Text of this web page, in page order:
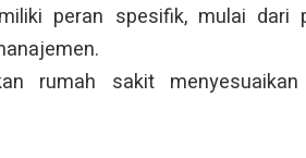
peran spesifik, mulai dari
rumah sakit